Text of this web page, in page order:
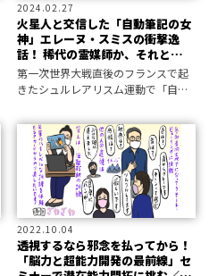
2024.02.27
火星人と交信した「自動筆記の女
神」エレーヌ・スミスの衝撃逸
話！ 稀代の霊媒師か、それと
も…!?
第一次世界大戦直後のフランスで起
きたシュルレアリスム運動で「自動
霊能者、エレーヌ・スミスとはいっ
たい何者であったのか――。
2022.10.04
透視するなら邪念を払ってから！
「脳力と超能力開発の最前線」セ